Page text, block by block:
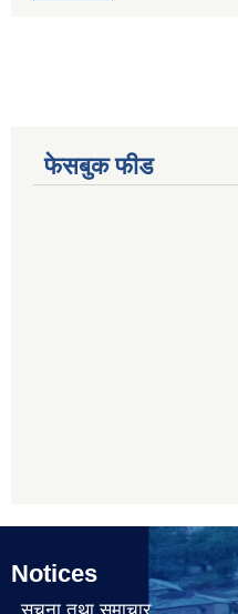
फेसबुक फीड
Notices